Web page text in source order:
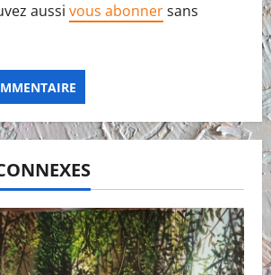
aussi vous abonnersans